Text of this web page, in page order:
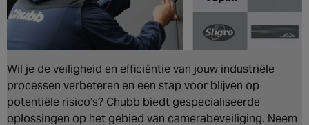
Wil je de veiligheid en efficiëntie van jouw industriële
processen verbeteren en een stap voor blijven op
potentiële risico’s? Chubb biedt gespecialiseerde
oplossingen op het gebied van camerabeveiliging. Neem